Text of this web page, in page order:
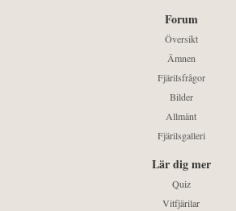
Forum
Översikt
Ämnen
Fjärilsfrågor
Bilder
Allmänt
Fjärilsgalleri
Lär dig mer
Quiz
Vitfjärilar